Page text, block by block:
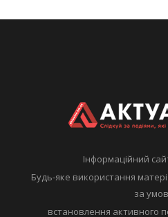
Інформаційний
Будь-яке використання
за
встановлення активного